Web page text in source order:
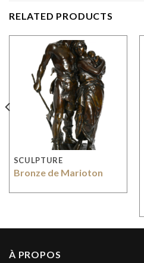
RELATED PRODUCTS
SCULPTURE
Bronze de Marioton
À PROPOS